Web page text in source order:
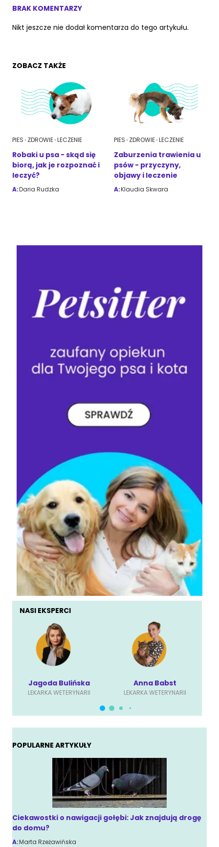
BRAK KOMENTARZY
Nikt jeszcze nie dodał komentarza do tego artykułu.
ZOBACZ TAKŻE
PIES ZDROWIE LECZENIE
Robaki u psa - skąd się
biorą, jak je rozpoznać i
leczyć?
A:Daria Rudzka
PIES ZDROWIE LECZENIE
Zaburzenia trawienia u
psów - przyczyny,
objawy i leczenie
A:Klaudia Skwara
NASI EKSPERCI
Jagoda Bulińska
LEKARKA WETERYNARII
Anna Babst
LEKARKA WETERYNARII
POPULARNE ARTYKUŁY
Ciekawostki o nawigacji gołębi: Jak znajdują drogę
do domu?
A:Marta Rzeżawińska